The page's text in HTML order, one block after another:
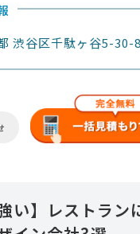
渋谷区千駄ヶ谷5-30-
い】レストラン